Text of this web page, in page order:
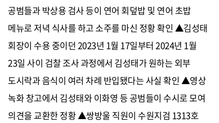
공범들과 박상용 검사 등이 연어 회덮밥 및 연어 초밥
메뉴로 저녁 식사를 하고 소주를 마신 정황 확인 ▲김성태
회장이 수용 중이던 2023년 1월 17일부터 2024년 1월
23일 사이 검찰 조사 과정에서 김성태가 원하는 외부
도시락과 음식이 여러 차례 반입됐다는 사실 확인 ▲영상
녹화 창고에서 김성태와 이화영 등 공범들이 수시로 모여
의견을 교환한 정황 ▲쌍방울 직원이 수원지검 1313호